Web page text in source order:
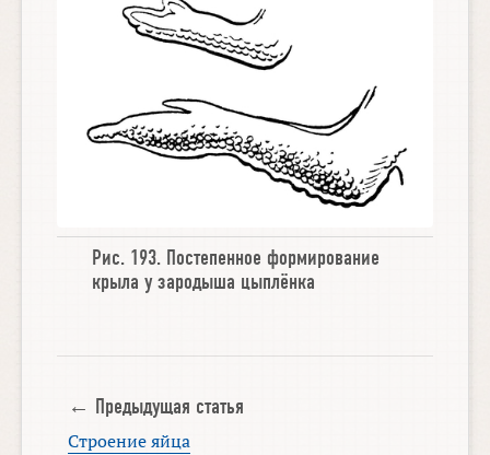
Рис. 193. Постепенное формирование
крыла у зародыша цыплёнка
← Предыдущая статья
Строение яйца